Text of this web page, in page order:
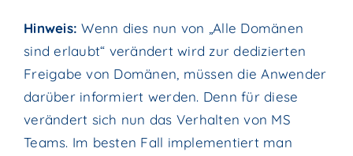
Hinweis: Wenn dies nun von „Alle Domänen
sind erlaubt“ verändert wird zur dedizierten
Freigabe von Domänen, müssen die Anwender
darüber informiert werden. Denn für diese
verändert sich nun das Verhalten von MS
Teams. Im besten Fall implementiert man